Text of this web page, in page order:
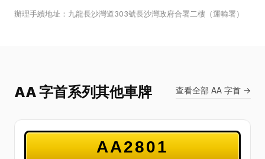
辦理手續地址：九龍長沙灣道303號長沙灣政府合署二樓（運輸署）
AA 字首系列其他車牌 查看全部 AA 字首 →
AA2801